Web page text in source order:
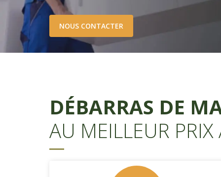
NOUS CONTACTER
DÉBARRAS DE
AU MEILLEUR